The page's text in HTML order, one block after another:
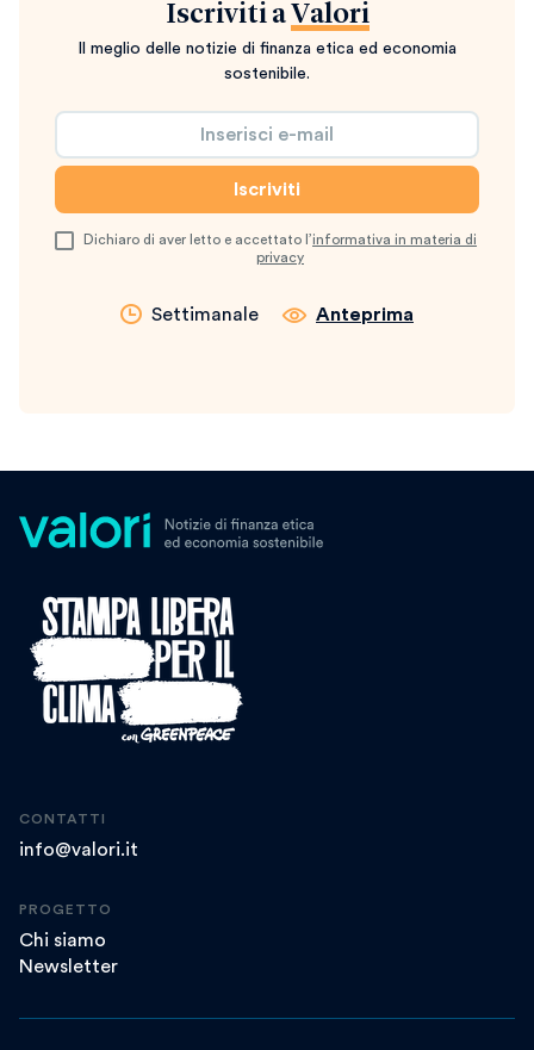
Iscriviti a Valori
Il meglio delle notizie di finanza etica ed economia
sostenibile.
Dichiaro di aver letto e accettato l’informativa in materia di
privacy
Settimanale Anteprima
CONTATTI
info@valori.it
PROGETTO
Chi siamo
Newsletter